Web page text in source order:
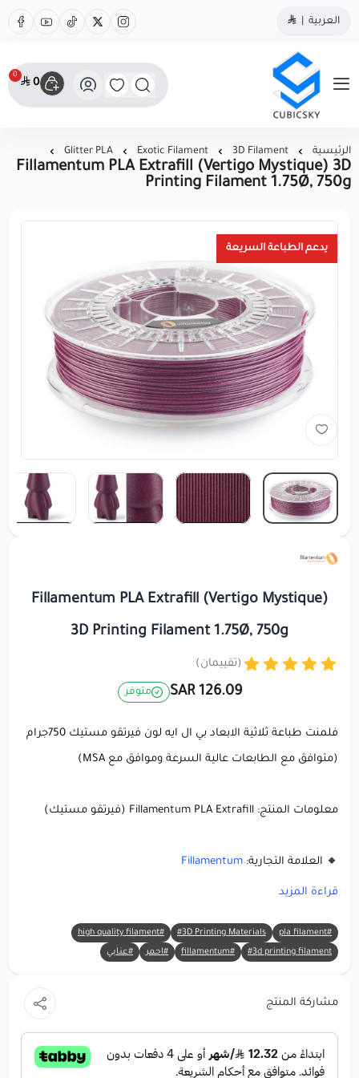
العربية
مؤسسة كيوبك سكاي
0
0
الرئيسية 3D Filament
Exotic Filament
Glitter PLA
Fillamentum PLA Extrafill (Vertigo Mystique) 3D
Printing Filament 1.75Ø, 750g
يدعم الطباعة السريعة
Fillamentum PLA Extrafill (Vertigo Mystique)
3D Printing Filament 1.75Ø, 750g
(تقييمان)
126.09 SAR متوفر
فلمنت طباعة ثلاثية الابعاد بي ال ايه لون فيرتقو مستيك 750جرام
(متوافق مع الطابعات عالية السرعة وموافق مع MSA)
معلومات المنتج: Fillamentum PLA Extrafill (فيرتقو مستيك)
🔸 العلامة التجارية: Fillamentum
🔸 المادة: PLA Extrafill
🔸 الوزن الصافي: 750 جم
🔸 قطر الخيط: 1.75 ملم
مستيك)؟
قراءة المزيد
#pla filament
#3D Printing Materials
#high quality filament
#3d printing filament
#fillamentum #احمر #عنابي
مشاركة المنتج